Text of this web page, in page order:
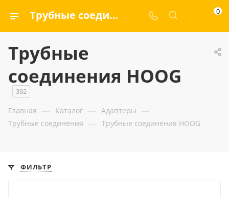
Трубные соединения HOOG — ООО «ГИДРАМАКС» 0
Трубные
соединения HOOG
392
Главная — Каталог — Адаптеры —
Трубные соединения — Трубные соединения HOOG
ФИЛЬТР